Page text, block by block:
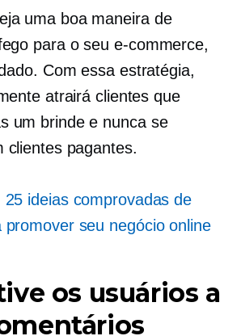
uma boa maneira de
para o seu e-commerce,
Com essa estratégia,
atrairá clientes que
um brinde e nunca se
clientes pagantes.
25 ideias comprovadas de
seu negócio online
os usuários a